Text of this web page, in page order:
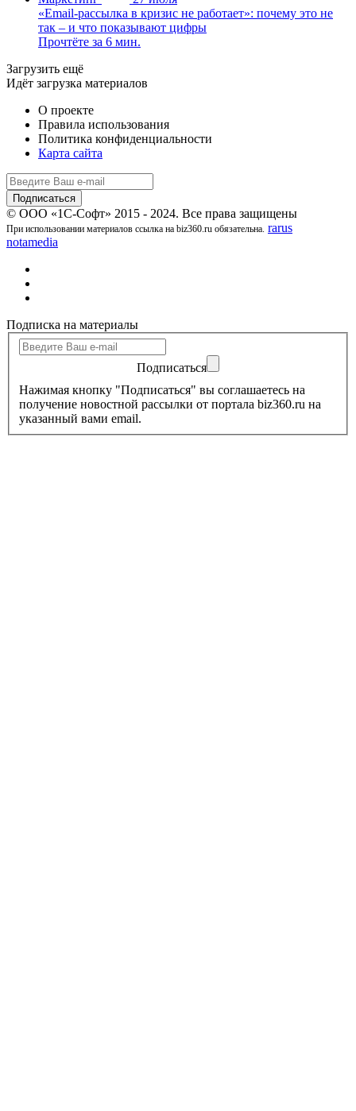
«Email-рассылка в кризис не работает»: почему это не
так – и что показывают цифры
Прочтёте за 6 мин.
Загрузить ещё
Идёт загрузка материалов
О проекте
Правила использования
Политика конфиденциальности
Карта сайта
© ООО «1С-Софт» 2015 - 2024. Все права защищены
При использовании материалов ссылка на biz360.ru обязательна. rarus
notamedia
Подписка на материалы
Подписаться
Нажимая кнопку "Подписаться" вы соглашаетесь на
получение новостной рассылки от портала biz360.ru на
указанный вами email.